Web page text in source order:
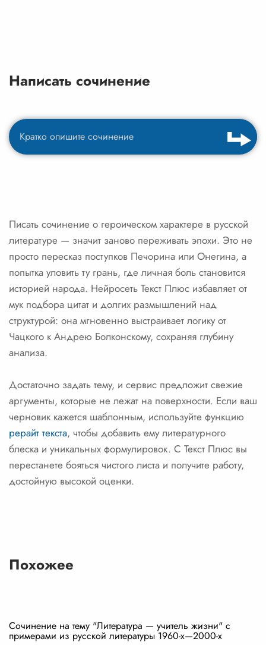
Написать сочинение
Писать сочинение о героическом характере в русской
литературе — значит заново переживать эпохи. Это не
просто пересказ поступков Печорина или Онегина, а
попытка уловить ту грань, где личная боль становится
историей народа. Нейросеть Текст Плюс избавляет от
мук подбора цитат и долгих размышлений над
структурой: она мгновенно выстраивает логику от
Чацкого к Андрею Болконскому, сохраняя глубину
анализа.
Достаточно задать тему, и сервис предложит свежие
аргументы, которые не лежат на поверхности. Если ваш
черновик кажется шаблонным, используйте функцию
рерайт текста, чтобы добавить ему литературного
блеска и уникальных формулировок. С Текст Плюс вы
перестанете бояться чистого листа и получите работу,
достойную высокой оценки.
Похожее
Сочинение на тему "Литература — учитель жизни" с
примерами из русской литературы 1960-х—2000-х